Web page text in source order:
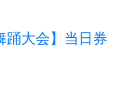
踊大会】当日券